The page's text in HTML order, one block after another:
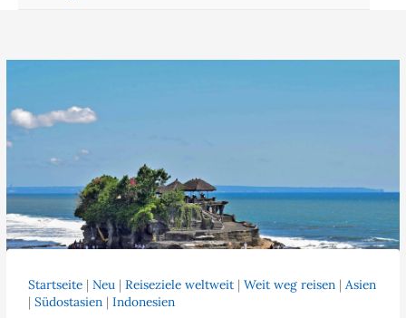
Startseite |Neu |Reiseziele weltweit |Weit weg reisen |Asien
|Südostasien |Indonesien